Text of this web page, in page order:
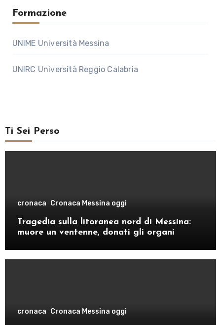
Formazione
UNIME Università Messina
UNIRC Università Reggio Calabria
Ti Sei Perso
cronaca Cronaca Messina oggi
Tragedia sulla litoranea nord di Messina:
muore un ventenne, donati gli organi
cronaca Cronaca Messina oggi